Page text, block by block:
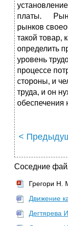
платы.
рынков
такой товар,
определить
уровень
процессе
стороны, и
труда, и он
обеспечения
<
Соседние
Грегори Н.
Движение
Дегтярева